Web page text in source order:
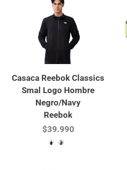
Casaca Reebok Classics
Smal Logo Hombre
Negro/Navy
Reebok
$39.990